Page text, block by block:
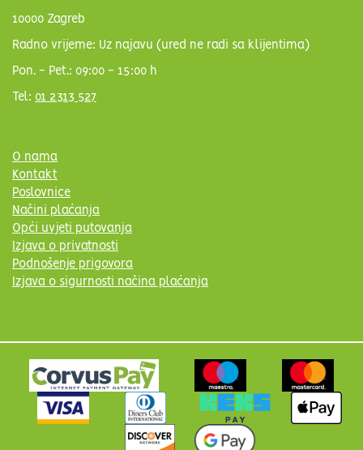
10000 Zagreb
Radno vrijeme: Uz najavu (ured ne radi sa klijentima)
Pon. - Pet.: 09:00 - 15:00 h
Tel: 01 2313 527
O nama
Kontakt
Poslovnice
Načini plaćanja
Opći uvjeti putovanja
Izjava o privatnosti
Podnošenje prigovora
Izjava o sigurnosti načina plaćanja